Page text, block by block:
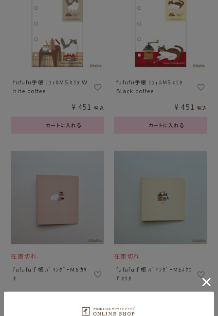
fufufu手帳 ﾘﾌｨﾙM5 ｶﾘﾀ Ｗ
hite coffee
カートに入れる
¥ 451 税込
fufufu手帳 ﾘﾌｨﾙM5 ｶﾘﾀ
Black coffee
カートに入れる
¥ 451 税込
在庫切れ
fufufu手帳 ﾊﾞｲﾝﾀﾞｰM6 ｶﾘ
ﾀ
¥ 3,080
在庫切れ
fufufu手帳 ﾊﾞｲﾝﾀﾞｰM5ｽｸｴ
ｱ ｶﾘﾀ
¥ 2,640